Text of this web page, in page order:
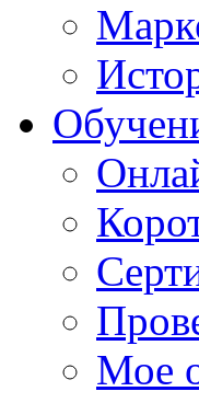
Мое